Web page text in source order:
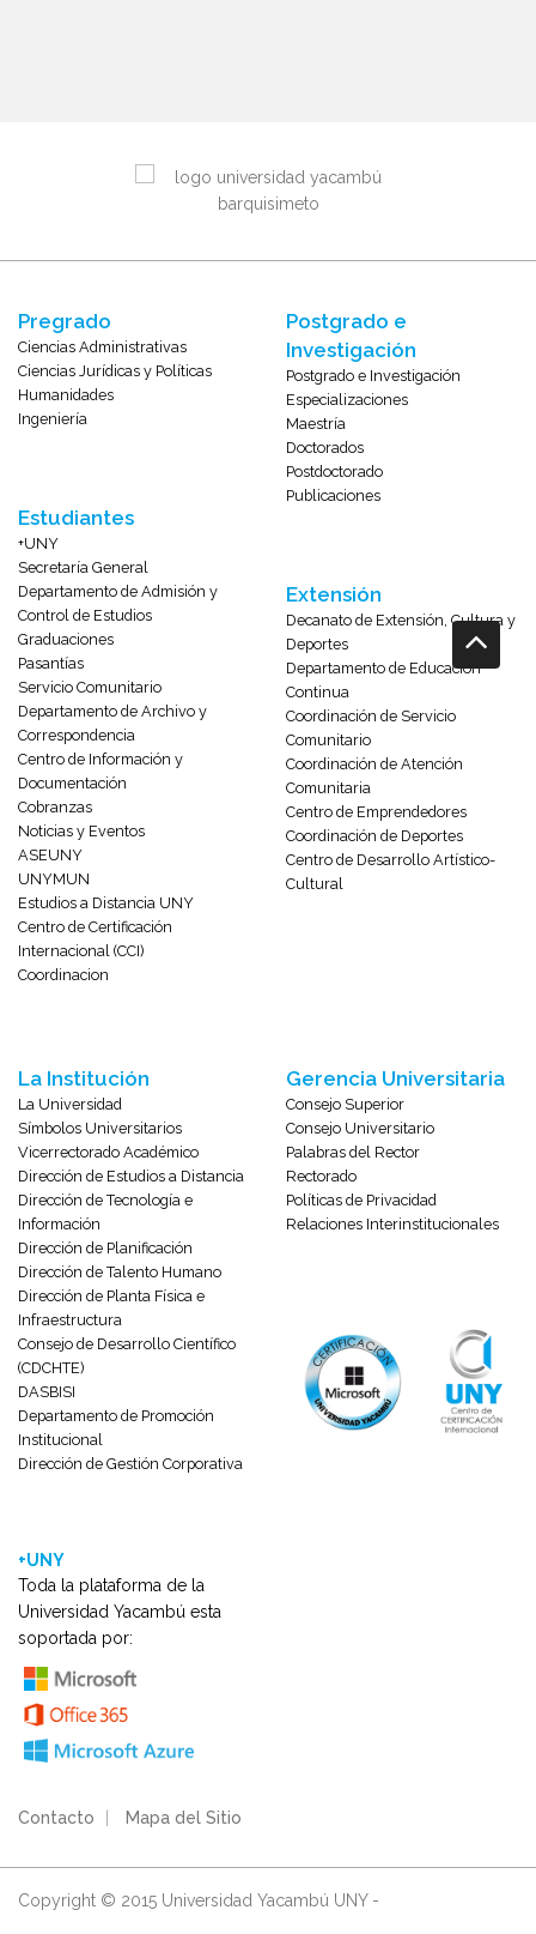
Pregrado
Ciencias Administrativas
Ciencias Jurídicas y Políticas
Humanidades
Ingeniería
Estudiantes
+UNY
Secretaría General
Departamento de Admisión y
Control de Estudios
Graduaciones
Pasantías
Servicio Comunitario
Departamento de Archivo y
Correspondencia
Centro de Información y
Documentación
Cobranzas
Noticias y Eventos
ASEUNY
UNYMUN
Estudios a Distancia UNY
Centro de Certificación
Internacional (CCI)
Coordinacion
Postgrado e
Investigación
Postgrado e Investigación
Especializaciones
Maestría
Doctorados
Postdoctorado
Publicaciones
Extensión
Decanato de Extensión, Cultura y
Deportes
Departamento de Educación
Continua
Coordinación de Servicio
Comunitario
Coordinación de Atención
Comunitaria
Centro de Emprendedores
Coordinación de Deportes
Centro de Desarrollo Artístico-
Cultural
La Institución
La Universidad
Símbolos Universitarios
Vicerrectorado Académico
Dirección de Estudios a Distancia
Dirección de Tecnología e
Información
Dirección de Planificación
Dirección de Talento Humano
Dirección de Planta Física e
Infraestructura
Consejo de Desarrollo Científico
(CDCHTE)
DASBISI
Departamento de Promoción
Institucional
Dirección de Gestión Corporativa
+UNY
Toda la plataforma de la
Universidad Yacambú esta
soportada por:
Gerencia Universitaria
Consejo Superior
Consejo Universitario
Palabras del Rector
Rectorado
Políticas de Privacidad
Relaciones Interinstitucionales
Contacto Mapa del Sitio
Copyright © 2015 Universidad Yacambú UNY -